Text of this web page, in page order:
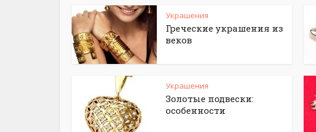
Украшения
Греческие украшения из
веков
Украшения
Золотые подвески:
особенности